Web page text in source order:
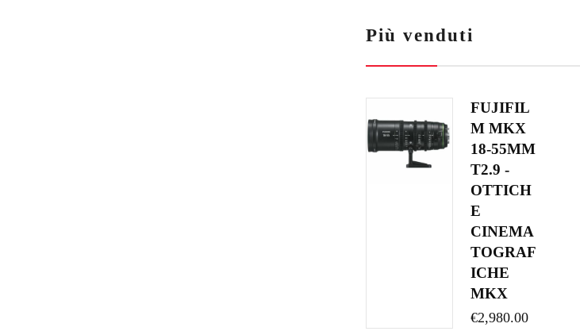
Più venduti
FUJIFIL
M MKX
18-55MM
T2.9 -
OTTICH
E
CINEMA
TOGRAF
ICHE
MKX
€2,980.00